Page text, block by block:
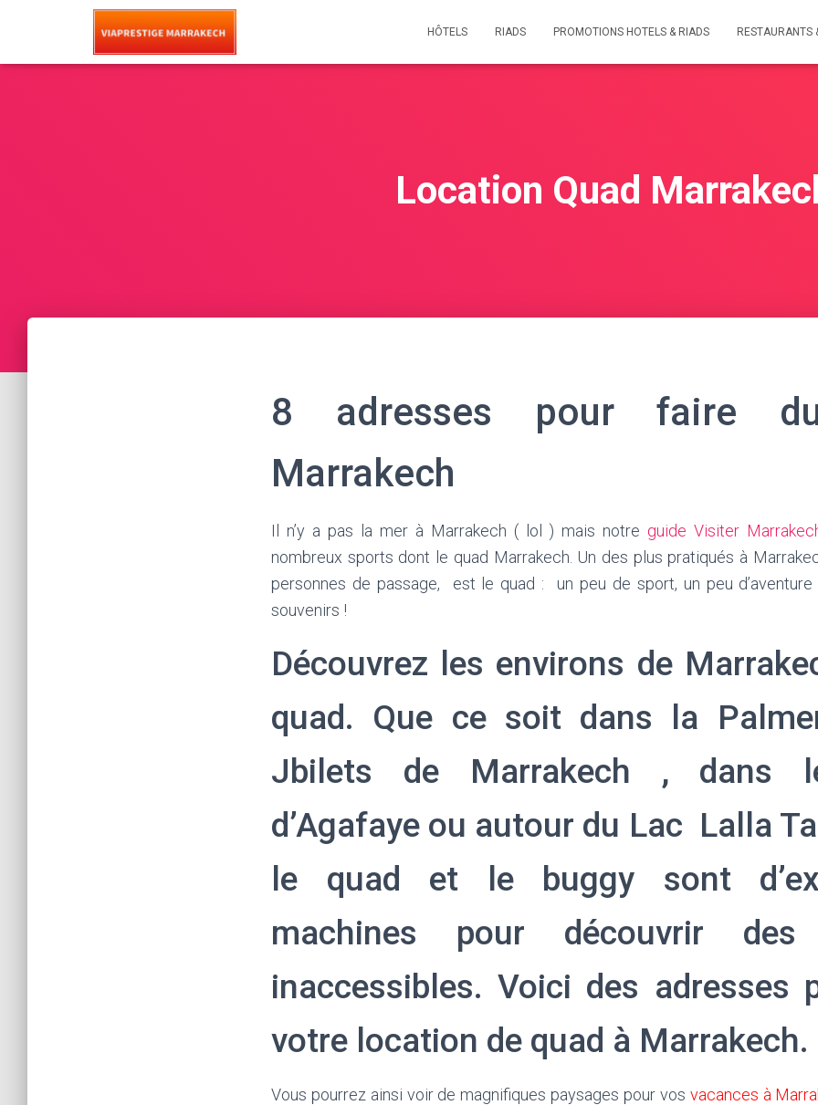
HÔTELS RIADS PROMOTIONS HOTELS & RIADS RESTAURANTS
Location Quad
8 adresses pour faire
Marrakech
Il n’y a pas la mer à Marrakech ( lol ) mais notre guide Visiter
nombreux sports dont le quad Marrakech. Un des plus pratiqués à
personnes de passage, est le quad : un peu de sport, un peu
souvenirs !
Découvrez les environs de
quad. Que ce soit dans la
Jbilets de Marrakech , dans
d’Agafaye ou autour du Lac Lalla
le quad et le buggy sont
machines pour découvrir des
inaccessibles. Voici des adresses
votre location de quad à Marrakech.
Vous pourrez ainsi voir de magnifiques paysages pour vos vacances à